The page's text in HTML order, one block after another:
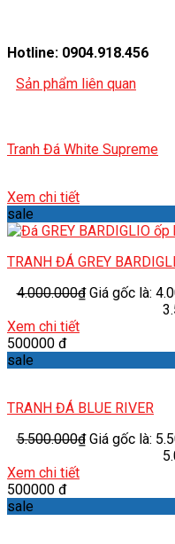
Hotline: 0904.918.456
Sản phẩm liên quan
Tranh Đá White Supreme
Xem chi tiết
sale
TRANH ĐÁ GREY
4.000.000₫ Giá gốc là:
Xem chi tiết
500000 đ
sale
TRANH ĐÁ BLUE RIVER
5.500.000₫ Giá gốc là:
Xem chi tiết
500000 đ
sale